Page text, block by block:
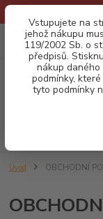
Vstupujete na
jehož nákupu
119/2002 Sb. o
předpisů.
nákup
podmínky,
tyto podmínky
Úvod OBCHODNÍ